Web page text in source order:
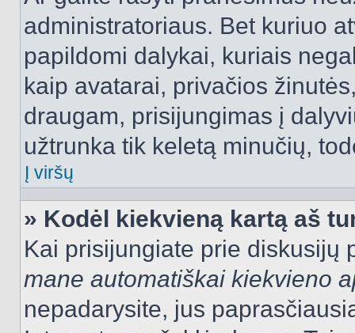
administratoriaus. Bet kuriuo
papildomi dalykai, kuriais
kaip avatarai, privačios
draugam, prisijungimas į
užtrunka tik keletą minučių,
Į viršų
» Kodėl kiekvieną kartą aš
Kai prisijungiate prie diskusijų
mane automatiškai kiekvieno
nepadarysite, jus